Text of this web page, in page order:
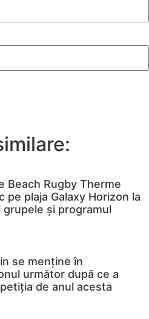
Beach Rugby Therme
pe plaja Galaxy Horizon la
și programul
se menține în
următor după ce a
de anul acesta